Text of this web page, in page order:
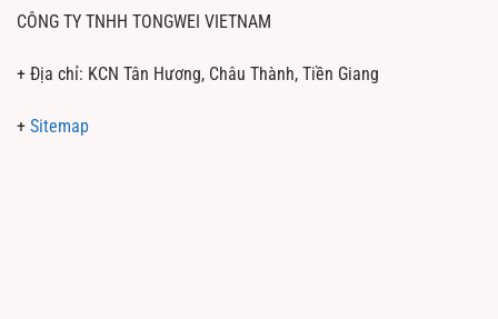
CÔNG TY TNHH TONGWEI VIETNAM
+ Địa chỉ: KCN Tân Hương, Châu Thành, Tiền Giang
+ Sitemap